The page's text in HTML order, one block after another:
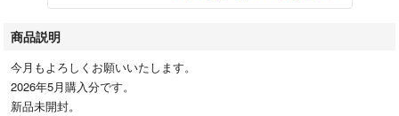
商品説明
今月もよろしくお願いいたします。
2026年5月購入分です。
新品未開封。